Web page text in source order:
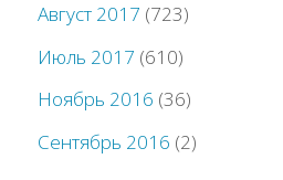
Август 2017 (723)
Июль 2017 (610)
Ноябрь 2016 (36)
Сентябрь 2016 (2)